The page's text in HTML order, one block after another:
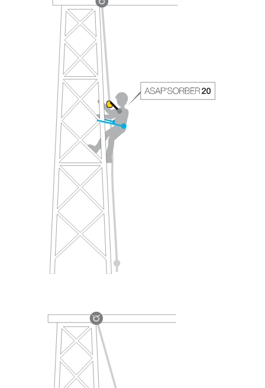
Training voraus. Prüfen Sie zusammen mit
einem Profi, ob Sie in der Lage sind, den
Vorgang alleine sicher zu wiederholen, bevor
Sie ihn eigenständig durchführen.
Wir geben Beispiele für die mit Ihrer Aktivität
verbundenen Techniken. Möglicherweise gibt es
noch andere Techniken, die hier nicht
beschrieben werden.